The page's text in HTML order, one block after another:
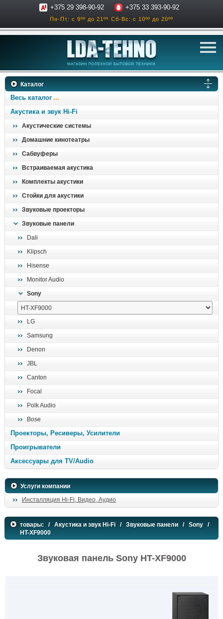
+375 29 398-90-92 +375 33 393-90-92
Пн-Пт: с 9ºº до 21ºº Сб-Вс: с 10ºº до 20ºº
телевизоры
ресиверы, усилители
проигрыватели
дом, сад, стройка
Каталог
Весь каталог
Акустика и звук Hi-Fi
Акустические системы
Домашние кинотеатры
Сабвуферы
Встраиваемая акустика
Комплекты акустики
Стойки для акустики
Звуковые проекторы
Звуковые панели
Dali
Klipsch
Hisense
Monitor Audio
Sony
LG
Samsung
Denon
JBL
Canton
Focal
Polk Audio
Bose
Проекторы, Ресиверы, Усилители
Проигрыватели
Аксессуары для TV/Audio
Услуги компании
Инсталляция Hi-Fi, Видео, Аудио
товары: / Акустика и звук Hi-Fi / Звуковые панели / Sony /
HT-XF9000
Звуковая панель Sony HT-XF9000